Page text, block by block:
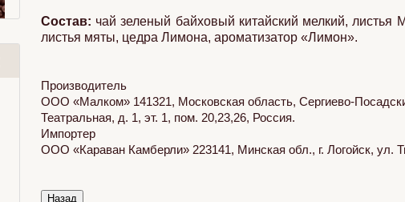
Ягоды Годжи
Состав: чай зеленый байховый китайский мелкий, листья
листья мяты, цедра Лимона, ароматизатор «Лимон».
Производитель
ООО «Малком» 141321, Московская область, Сергиево-
Театральная, д. 1, эт. 1, пом. 20,23,26, Россия.
Импортер
ООО «Караван Камберли» 223141, Минская обл., г. Логойск, ул.